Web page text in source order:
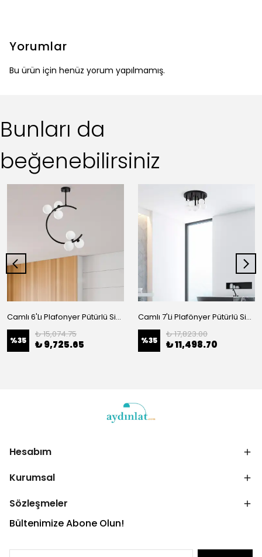
Yorumlar
Bu ürün için henüz yorum yapılmamış.
Bunları da
beğenebilirsiniz
Camlı 6'Lı Plafonyer Pütürlü Siyah 14125
%35
₺ 15,074.75
₺ 9,725.65
Camlı 7'Li Plafönyer Pütürlü Siyah 11750
%35
₺ 17,823.00
₺ 11,498.70
Hesabım
Kurumsal
Sözleşmeler
Bültenimize Abone Olun!